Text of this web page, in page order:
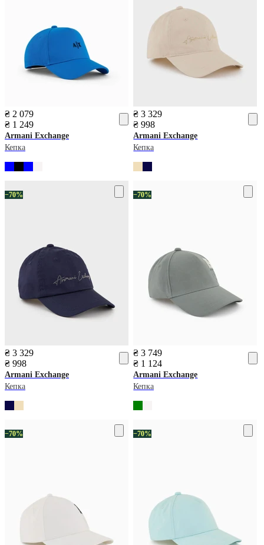
₴ 2 079
₴ 1 249
Armani Exchange
Кепка
₴ 3 329
₴ 998
Armani Exchange
Кепка
−70%
₴ 3 329
₴ 998
Armani Exchange
Кепка
−70%
₴ 3 749
₴ 1 124
Armani Exchange
Кепка
−70% −70%